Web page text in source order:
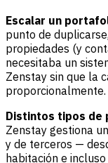
Escalar un
punto de
propiedades (y
necesitaba un
Zenstay sin que la
proporcionalmente.
Distintos tipos de
Zenstay gestiona
y de terceros —
habitación e